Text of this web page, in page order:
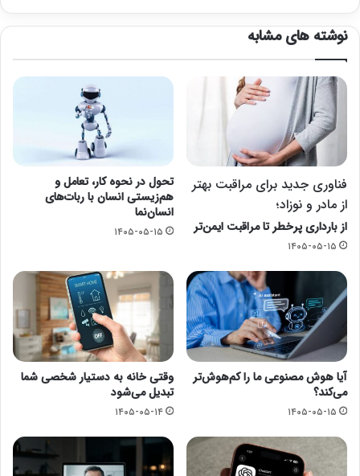
نوشته های مشابه
فناوری جدید برای مراقبت بهتر
از مادر و نوزاد؛
از بارداری پرخطر تا مراقبت ایمن‌تر
۱۴۰۵-۰۵-۱۵
تحول در نحوه کار، تعامل و
هم‌زیستی انسان با ربات‌های
انسان‌نما
۱۴۰۵-۰۵-۱۵
آیا هوش مصنوعی ما را کم‌هوش‌تر
می‌کند؟
۱۴۰۵-۰۵-۱۵
وقتی خانه به دستیار شخصی شما
تبدیل می‌شود
۱۴۰۵-۰۵-۱۴